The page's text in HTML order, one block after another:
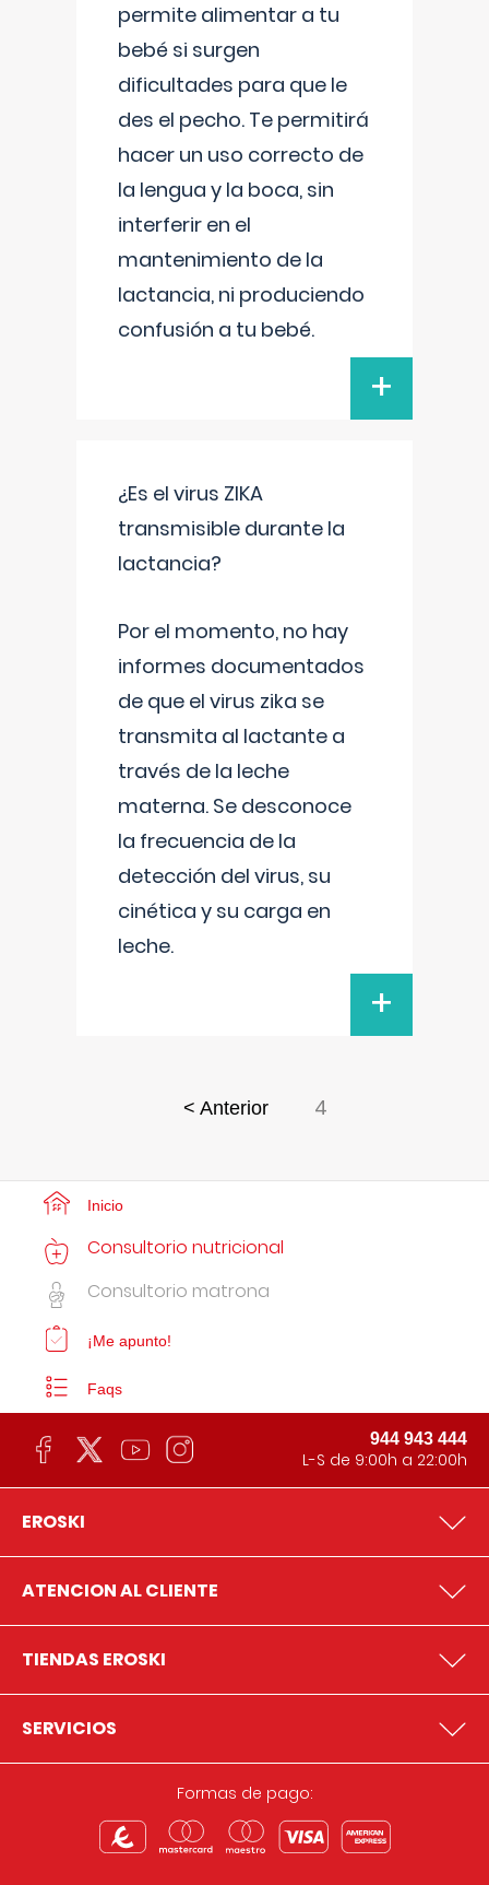
permite alimentar a tu
bebé si surgen
dificultades para que le
des el pecho. Te permitirá
hacer un uso correcto de
la lengua y la boca, sin
interferir en el
mantenimiento de la
lactancia, ni produciendo
confusión a tu bebé.
+
¿Es el virus ZIKA
transmisible durante la
lactancia?
Por el momento, no hay
informes documentados
de que el virus zika se
transmita al lactante a
través de la leche
materna. Se desconoce
la frecuencia de la
detección del virus, su
cinética y su carga en
leche.
+
< Anterior 4
Inicio
Consultorio nutricional
Consultorio matrona
¡Me apunto!
Faqs
944 943 444
L-S de 9:00h a 22:00h
EROSKI
ATENCION AL CLIENTE
TIENDAS EROSKI
SERVICIOS
Formas de pago: